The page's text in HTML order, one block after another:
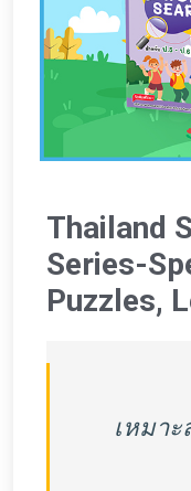
Thailand
Series-
Puzzles,
เหมา